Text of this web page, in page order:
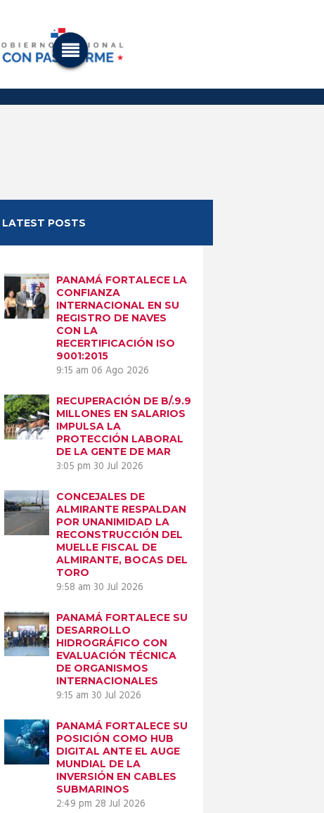
LATEST POSTS
PANAMÁ FORTALECE LA
CONFIANZA
INTERNACIONAL EN SU
REGISTRO DE NAVES
CON LA
RECERTIFICACIÓN ISO
9001:2015
9:15 am 06 Ago 2026
RECUPERACIÓN DE B/.9.9
MILLONES EN SALARIOS
IMPULSA LA
PROTECCIÓN LABORAL
DE LA GENTE DE MAR
3:05 pm 30 Jul 2026
CONCEJALES DE
ALMIRANTE RESPALDAN
POR UNANIMIDAD LA
RECONSTRUCCIÓN DEL
MUELLE FISCAL DE
ALMIRANTE, BOCAS DEL
TORO
9:58 am 30 Jul 2026
PANAMÁ FORTALECE SU
DESARROLLO
HIDROGRÁFICO CON
EVALUACIÓN TÉCNICA
DE ORGANISMOS
INTERNACIONALES
9:15 am 30 Jul 2026
PANAMÁ FORTALECE SU
POSICIÓN COMO HUB
DIGITAL ANTE EL AUGE
MUNDIAL DE LA
INVERSIÓN EN CABLES
SUBMARINOS
2:49 pm 28 Jul 2026